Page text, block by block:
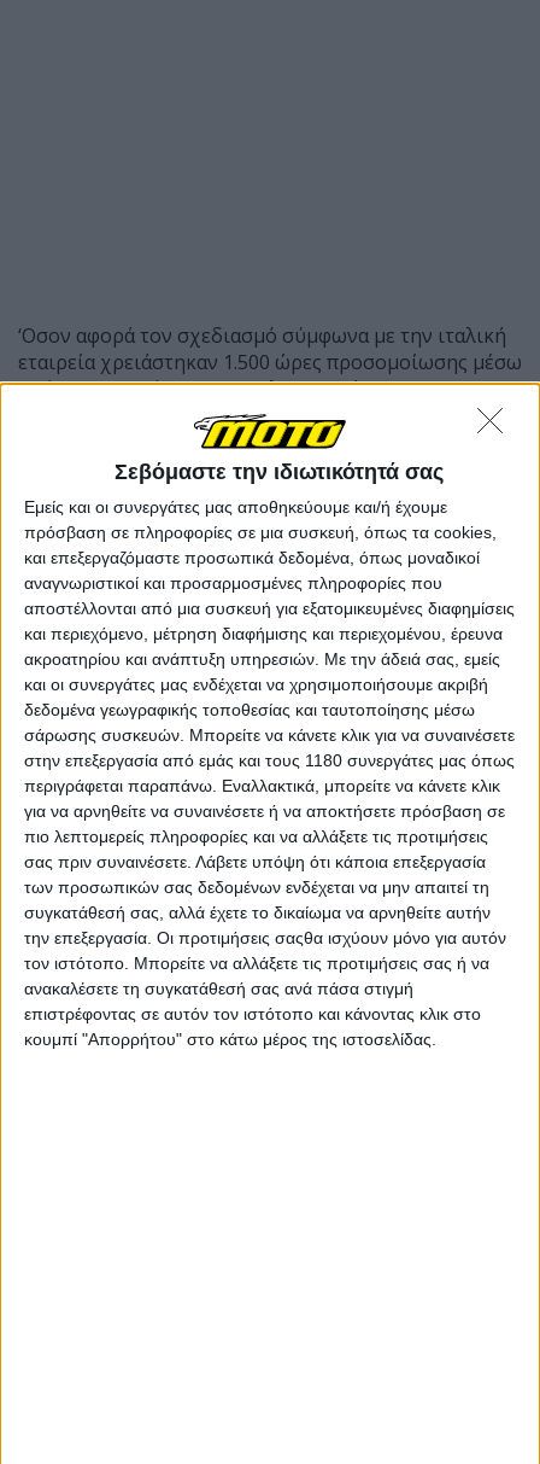
Σεβόμαστε την ιδιωτικότητά σας
Εμείς και οι συνεργάτες μας αποθηκεύουμε και/ή έχουμε
πρόσβαση σε πληροφορίες σε μια συσκευή, όπως τα cookies,
και επεξεργαζόμαστε προσωπικά δεδομένα, όπως μοναδικοί
αναγνωριστικοί και προσαρμοσμένες πληροφορίες που
αποστέλλονται από μια συσκευή για εξατομικευμένες διαφημίσεις
και περιεχόμενο, μέτρηση διαφήμισης και περιεχομένου, έρευνα
ακροατηρίου και ανάπτυξη υπηρεσιών. Με την άδειά σας, εμείς
και οι συνεργάτες μας ενδέχεται να χρησιμοποιήσουμε ακριβή
δεδομένα γεωγραφικής τοποθεσίας και ταυτοποίησης μέσω
σάρωσης συσκευών. Μπορείτε να κάνετε κλικ για να συναινέσετε
στην επεξεργασία από εμάς και τους 1180 συνεργάτες μας όπως
περιγράφεται παραπάνω. Εναλλακτικά, μπορείτε να κάνετε κλικ
για να αρνηθείτε να συναινέσετε ή να αποκτήσετε πρόσβαση σε
πιο λεπτομερείς πληροφορίες και να αλλάξετε τις προτιμήσεις
σας πριν συναινέσετε. Λάβετε υπόψη ότι κάποια επεξεργασία
των προσωπικών σας δεδομένων ενδέχεται να μην απαιτεί τη
συγκατάθεσή σας, αλλά έχετε το δικαίωμα να αρνηθείτε αυτήν
την επεξεργασία. Οι προτιμήσεις σαςθα ισχύουν μόνο για αυτόν
τον ιστότοπο. Μπορείτε να αλλάξετε τις προτιμήσεις σας ή να
ανακαλέσετε τη συγκατάθεσή σας ανά πάσα στιγμή
επιστρέφοντας σε αυτόν τον ιστότοπο και κάνοντας κλικ στο
κουμπί "Απορρήτου" στο κάτω μέρος της ιστοσελίδας.
‘Οσον αφορά τον σχεδιασμό σύμφωνα με την ιταλική
εταιρεία χρειάστηκαν 1.500 ώρες προσομοίωσης μέσω
χρήσης προγράμματος υπολογιστικής
ρευστοδυναμικής CFD, για να πάρει το Stelvio την
τελική του μορφή ενώ δαπανήθηκαν πολλές ακόμη
ώρες στην αεροδυναμική σήραγγα της εταιρείας. Ο
λόγος που έγινε αυτό ήταν ένας, το Stelvio να είναι μία
αεροδυναμική μοτοσυκλέτα η οποία θα παρέχει στον
χρήστη ένα άνετο ταξίδι ενώ ταυτόχρονα θα βοηθά
στις επιδόσεις της. Ο ηλεκτρονικά ρυθμιζόμενος
ανεμοθώρακας του Stelvio -υπάρχει αυξομείωση του
ύψος κατά 90 χλστ. έως τις ταχύτητες των 150 χλμ./
ώρα- έχει σχεδιαστεί με τέτοιο τρόπο ώστε να απωθεί
τον αέρα χωρίς να ενοχλεί τον αναβάτη και τη
μοτοσυκλέτα.